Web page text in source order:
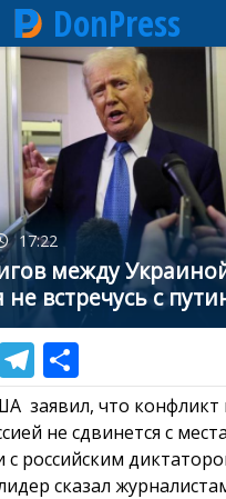
DonPress
17:22
между
не встречусь с
заявил, что конфликт
не сдвинется с
с российским
сказал